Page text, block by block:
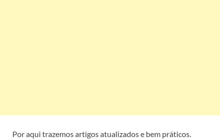
Por aqui trazemos artigos atualizados e bem práticos.